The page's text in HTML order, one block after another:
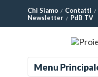
Chi Siamo Contatti
Newsletter
PdB TV